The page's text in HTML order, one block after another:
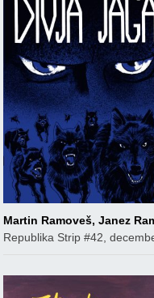
Martin Ramoveš, Janez
Republika Strip #42,